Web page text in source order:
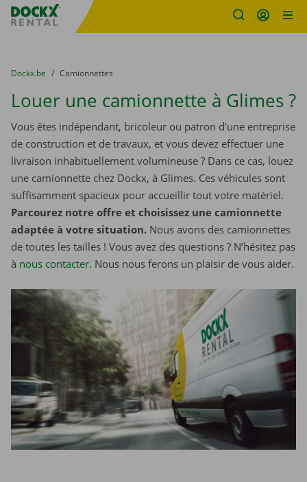
sitename
You are here:
du
Dockx.be to
Camionnettes
Louer une camionnette à Glimes ?
Vous êtes indépendant, bricoleur ou patron d’une entreprise
de construction et de travaux, et vous devez effectuer une
livraison inhabituellement volumineuse ? Dans ce cas, louez
une camionnette chez Dockx, à Glimes. Ces véhicules sont
suffisamment spacieux pour accueillir tout votre matériel.
Parcourez notre offre et choisissez une camionnette
adaptée à votre situation. Nous avons des camionnettes
de toutes les tailles ! Vous avez des questions ? N’hésitez pas
à nous contacter. Nous nous ferons un plaisir de vous aider.